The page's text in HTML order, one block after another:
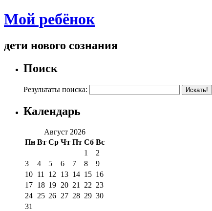
Мой ребёнок
дети нового сознания
Поиск
Результаты поиска:
Календарь
Август 2026
Пн Вт Ср Чт Пт Сб Вс
1
2
3
4 5 6 7 8
9
10 11 12 13 14 15 16
17 18 19 20 21 22 23
24 25 26 27 28 29 30
31